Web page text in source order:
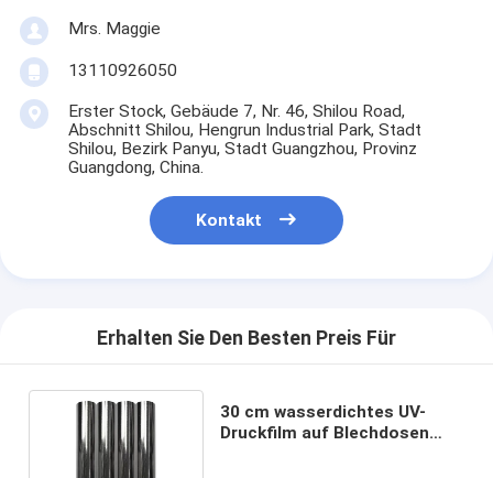
Mrs. Maggie
13110926050
Erster Stock, Gebäude 7, Nr. 46, Shilou Road,
Abschnitt Shilou, Hengrun Industrial Park, Stadt
Shilou, Bezirk Panyu, Stadt Guangzhou, Provinz
Guangdong, China.
Kontakt
Erhalten Sie Den Besten Preis Für
30 cm wasserdichtes UV-
Druckfilm auf Blechdosen